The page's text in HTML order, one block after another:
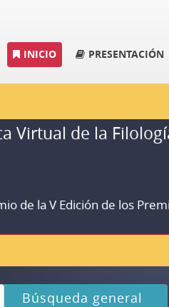
INICIO PRESENTACIÓN
Virtual de la
de la V Edición de los
Búsqueda general